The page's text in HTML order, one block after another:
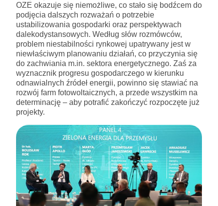
OZE okazuje się niemożliwe, co stało się bodźcem do
podjęcia dalszych rozważań o potrzebie
ustabilizowania gospodarki oraz perspektywach
dalekodystansowych. Według słów rozmówców,
problem niestabilności rynkowej upatrywany jest w
niewłaściwym planowaniu działań, co przyczynia się
do zachwiania m.in. sektora energetycznego. Zaś za
wyznacznik progresu gospodarczego w kierunku
odnawialnych źródeł energii, powinno się stawiać na
rozwój farm fotowoltaicznych, a przede wszystkim na
determinację – aby potrafić zakończyć rozpoczęte już
projekty.